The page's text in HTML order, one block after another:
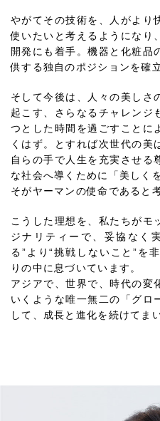
やがてその技術を、人がより
使いたいと考えるようになり
開発にも着手。機器と化粧品
供する独自のポジションを確
そして今後は、人々の美しさ
起こす、さらなるチャレンジ
つとした時間を過ごすことに
くはず。とすれば次世代の美
自らの手で人生を充実させる
な社会へ導くために「美し
そがヤーマンの使命であると
こうした理想を、私たちがモ
ジナリティーで、妥協なく
る”より“挑戦しないこと”を
りの中に息づいています。
アジアで、世界で、時代の変
いくような唯一無二の「グロ
して、成長と進化を続けてま